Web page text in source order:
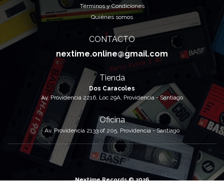
Términos y Condiciones
Quiénes somos
CONTACTO
nextime.online@gmail.com
Tienda
Dos Caracoles
Av. Providencia 2216, Loc 29A, Providencia - Santiago
Oficina
Av. Providencia 2133 of 205, Providencia - Santiago
Nextime Records © 2026